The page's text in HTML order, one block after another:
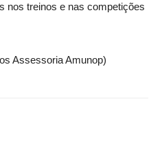
nos treinos e nas competições
Assessoria Amunop)